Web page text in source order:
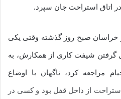
اتاق استراحت جان سپرد.
خراسان صبح روز گذشته وقتی یکی
گرفتن شیفت کاری از همکارش، به
مراجعه کرد، ناگهان با اوضاع
از داخل قفل بود و کسی در